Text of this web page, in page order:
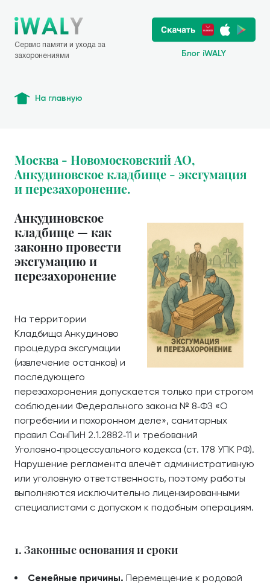
Сервис памяти и ухода за
захоронениями
Блог iWALY
На главную
Москва - Новомосковский АО,
Анкудиновское кладбище - эксгумация
и перезахоронение.
Анкудиновское
кладбище — как
законно провести
эксгумацию и
перезахоронение
На территории
Кладбища Анкудиново
процедура эксгумации
(извлечение останков) и
последующего
перезахоронения допускается только при строгом
соблюдении Федерального закона № 8‑ФЗ «О
погребении и похоронном деле», санитарных
правил СанПиН 2.1.2882‑11 и требований
Уголовно‑процессуального кодекса (ст. 178 УПК РФ).
Нарушение регламента влечёт административную
или уголовную ответственность, поэтому работы
выполняются исключительно лицензированными
специалистами с допуском к подобным операциям.
1. Законные основания и сроки
Семейные причины. Перемещение к родовой